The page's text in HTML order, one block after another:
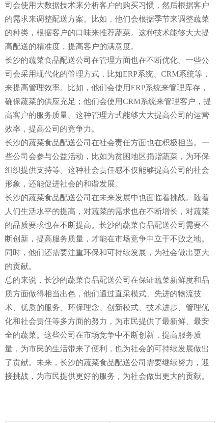
司会使用大数据技术来分析客户的购买习惯，然后根据客户
的需求来调整配送方案。比如，他们会根据季节来调整蔬菜
的种类，根据客户的口味来推荐蔬菜。这种技术能够大大提
高配送的精准度，提高客户的满意度。
长沙的蔬菜食品配送公司在管理方面也在不断优化。一些公
司会采用现代化的管理方式，比如ERP系统、CRM系统等，
来提高管理效率。比如，他们会使用ERP系统来管理库存，
确保蔬菜的供应充足；他们会使用CRM系统来管理客户，提
高客户的服务质量。这种管理方式能够大大提高公司的运营
效率，提高公司的竞争力。
长沙的蔬菜食品配送公司在社会责任方面也在积极担当。一
些公司会参与公益活动，比如为贫困地区捐赠蔬菜，为环保
组织提供支持等。这种社会责任感不仅能够提高公司的社会
形象，还能促进社会的和谐发展。
长沙的蔬菜食品配送公司在未来发展中也面临着挑战。随着
人们生活水平的提高，对蔬菜的需求也在不断增长，对蔬菜
的品质要求也在不断提高。长沙的蔬菜食品配送公司需要不
断创新，提高服务质量，才能在市场竞争中立于不败之地。
同时，他们还需要注重环保和可持续发展，为社会做出更大
的贡献。
总的来说，长沙的蔬菜食品配送公司在保证蔬菜新鲜度和品
质方面做得相当出色，他们通过直采模式、先进的物流技
术、优质的服务、环保理念、创新模式、技术进步、管理优
化和社会责任等多方面的努力，为市民提供了最新鲜、最安
全的蔬菜。这些公司在市场竞争中不断创新，提高服务质
量，为市民的生活带来了便利，也为社会的可持续发展做出
了贡献。未来，长沙的蔬菜食品配送公司需要继续努力，迎
接挑战，为市民提供更好的服务，为社会做出更大的贡献。